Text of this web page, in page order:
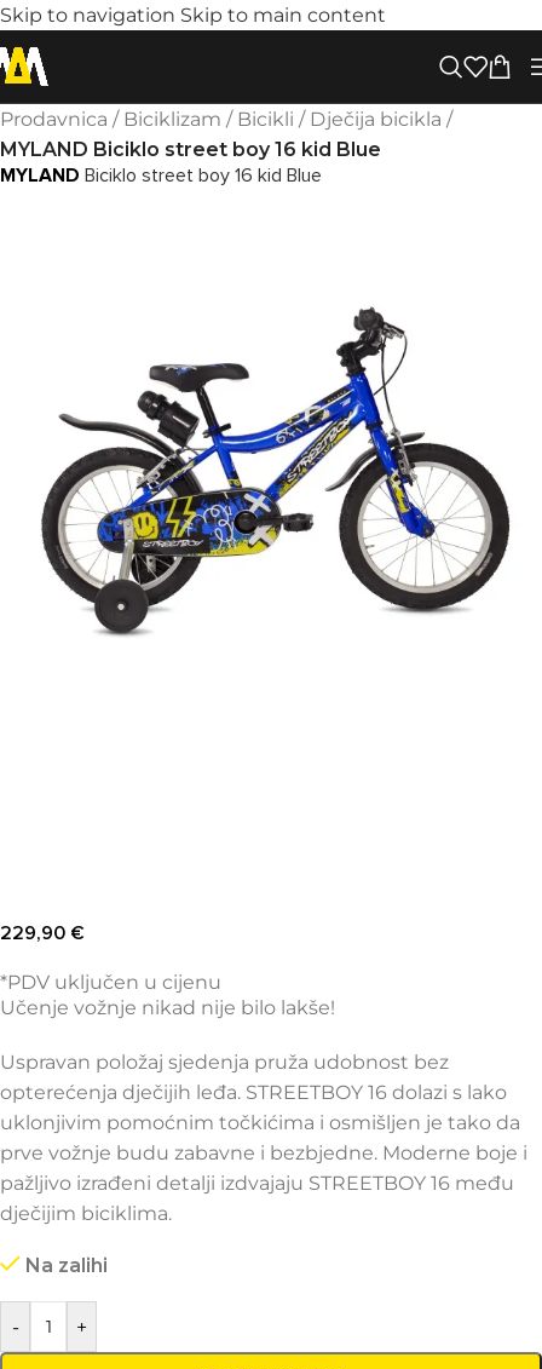
Skip to navigation Skip to main content
Prodavnica / Biciklizam / Bicikli / Dječija bicikla /
MYLAND Biciklo street boy 16 kid Blue
MYLAND Biciklo street boy 16 kid Blue
229,90 €
*PDV uključen u cijenu
Učenje vožnje nikad nije bilo lakše!
Uspravan položaj sjedenja pruža udobnost bez
opterećenja dječijih leđa. STREETBOY 16 dolazi s lako
uklonjivim pomoćnim točkićima i osmišljen je tako da
prve vožnje budu zabavne i bezbjedne. Moderne boje i
pažljivo izrađeni detalji izdvajaju STREETBOY 16 među
dječijim biciklima.
Na zalihi
- +